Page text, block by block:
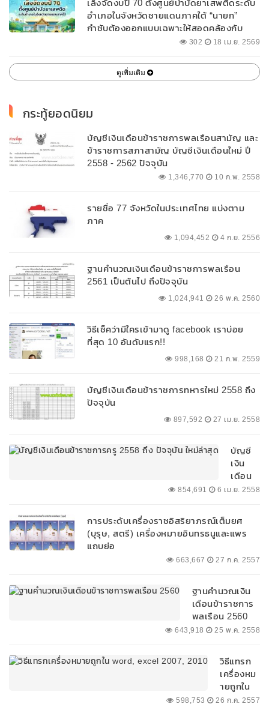
เล็งจัดงบปี 70 ตั้งศูนย์บำบัดยาเสพติดระดับ
อำเภอในจังหวัดชายแดนภาคใต้ “นายก”
กำชับต้องออกแบบเฉพาะให้สอดคล้องกับ
302 18 เม.ย. 2569
ดูเพิ่มเติม
กระทู้ยอดนิยม
บัญชีเงินเดือนข้าราชการพลเรือนสามัญ และ
ข้าราชการสภาสามัญ บัญชีเงินเดือนใหม่ ปี
2558 - 2562 ปัจจุบัน
1,346,770 10 ก.พ. 2558
รายชื่อ 77 จังหวัดในประเทศไทย แบ่งตาม
ภาค
1,094,452 4 ก.ย. 2556
ฐานคำนวณเงินเดือนข้าราชการพลเรือน
2561 เป็นต้นไป ถึงปัจจุบัน
1,024,941 26 พ.ค. 2560
วิธีเช็คว่ามีใครเข้ามาดู facebook เราบ่อย
ที่สุด 10 อันดับแรก!!
998,168 21 ก.พ. 2559
บัญชีเงินเดือนข้าราชการทหารใหม่ 2558 ถึง
ปัจจุบัน
897,592 27 เม.ย. 2558
บัญชี
เงิน
เดือน
ข้าราช
ถึง
ปัจจุบัน
ล่าสุด
854,691 6 เม.ย. 2558
การประดับเครื่องราชอิสริยาภรณ์เต็มยศ
(บุรุษ, สตรี) เครื่องหมายอินทรธนูและแพร
แถบย่อ
663,667 27 ก.ค. 2557
ฐานคำนวณเงิน
เดือนข้าราชการ
พลเรือน 2560
643,918 25 พ.ค. 2558
วิธีแทรก
เครื่องหม
ายถูกใน
word,
598,753 26 ก.ค. 2557